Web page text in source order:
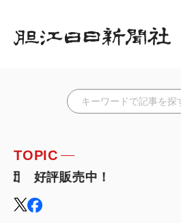
TOPIC
好評販売中！